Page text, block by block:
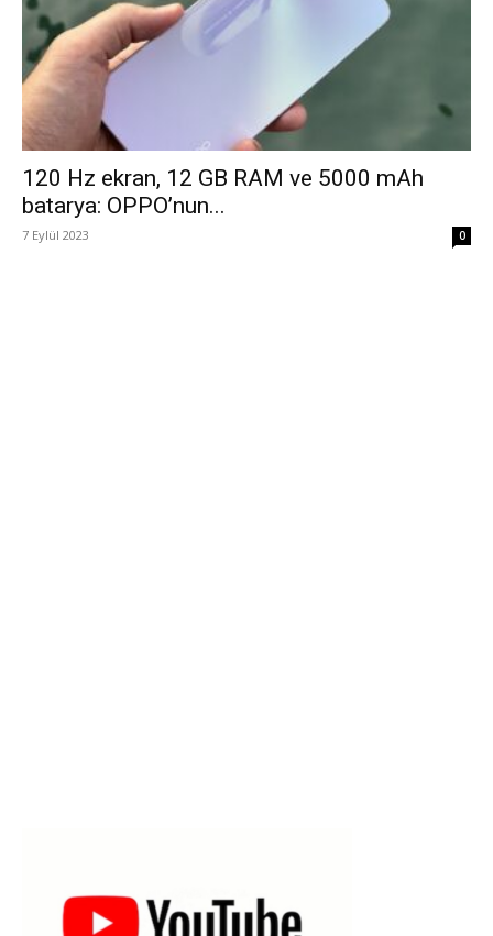
120 Hz ekran, 12 GB RAM ve 5000 mAh
batarya: OPPO’nun...
7 Eylül 2023 0